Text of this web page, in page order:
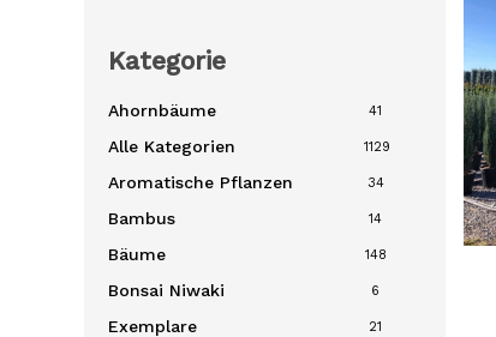
Kategorie
Ahornbäume 41
Alle Kategorien 1129
Aromatische Pflanzen 34
Bambus 14
Bäume 148
Bonsai Niwaki 6
Exemplare 21